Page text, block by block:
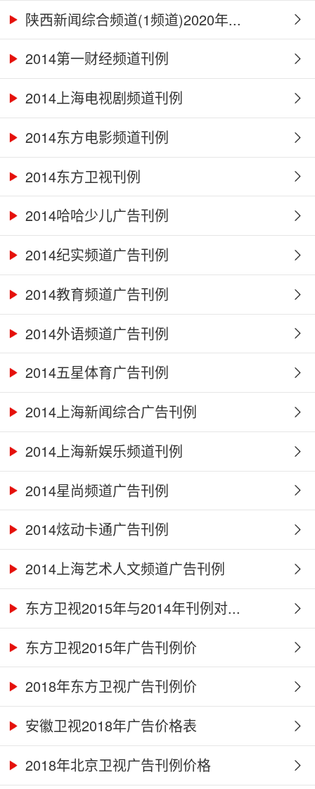
陕西新闻综合频道(1频道)2020年...
2014第一财经频道刊例
2014上海电视剧频道刊例
2014东方电影频道刊例
2014东方卫视刊例
2014哈哈少儿广告刊例
2014纪实频道广告刊例
2014教育频道广告刊例
2014外语频道广告刊例
2014五星体育广告刊例
2014上海新闻综合广告刊例
2014上海新娱乐频道刊例
2014星尚频道广告刊例
2014炫动卡通广告刊例
2014上海艺术人文频道广告刊例
东方卫视2015年与2014年刊例对...
东方卫视2015年广告刊例价
2018年东方卫视广告刊例价
安徽卫视2018年广告价格表
2018年北京卫视广告刊例价格